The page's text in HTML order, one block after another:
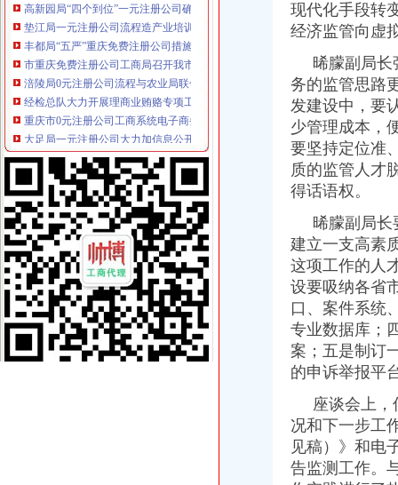
垫江局一元注册公司流程造产业培训农村经纪人
丰都局“五严”重庆免费注册公司措施维护蚕茧收购市场秩序
市重庆免费注册公司工商局召开我市工商系统电子商务监管座谈会
涪陵局0元注册公司流程与农业局联合出台措施规范农民专业合作社登记工作
经检总队大力开展理商业贿赂专项工作成效明显
重庆市0元注册公司工商系统电子商务监管座谈会在渝中分局召开
大足局一元注册公司大力加信息公开工作
垫江局一元注册公司流程开展奥林匹克专用标志保护效果明显
市0元注册公司局发出通知止利用震救灾名义发布商业广告
市0元注册公司流程局12315综合指挥调度中心5月份受理况
璧山局积贯彻周伯华局长视察该局时提出的一元注册公司工作要求
潼南局0元注册公司流程积服务企业树立商标品牌意识
沙坪坝局重庆0元注册公司构建五项机制保护注册商标专用权
奉节局六措并举抓好奥运火炬在我市递期间的0元注册公司信访稳定工作
巫溪局1元注册公司采取三措施开展保密自查工作
梁平局“四举措”1元注册公司切实维护蚕茧收购市场秩序
沙坪坝局重庆0元注册公司推行三类行政指导 在监管方式上实现新突破
经开区局推行“档案预约查询”一元注册公司流程新举措
市局在市直机关第九届“公仆杯”0元注册公司流程职工运动会登山比赛中荣获二
璧山局三举措扎实开展“限塑令”0元注册公司流程执行工作
经开区局一元注册公司抓食品安全监管长效机制做好夏季食品安全检查工作
大足局顺利完大代表建议、重庆免费注册公司政协提案办理工作
现代化手段转
经济监管向虚
晞朦副局长
务的监管思路
发建设中，要
少管理成本，
要坚持定位准
质的监管人才
得话语权。
晞朦副局长
建立一支高素
这项工作的人
设要吸纳各省
口、案件系统
专业数据库；
案；五是制订
的申诉举报平
座谈会上，
况和下一步工
见稿）》和电
告监测工作。